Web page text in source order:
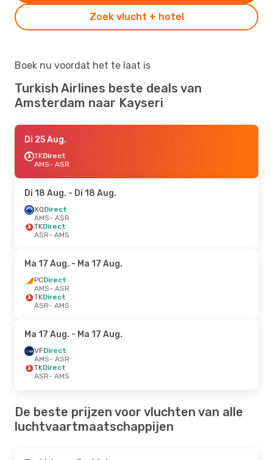
Zoek vlucht + hotel
Boek nu voordat het te laat is
Turkish Airlines beste deals van
Amsterdam naar Kayseri
Di 25 Aug.
TKDirect
AMS- ASR
Di 18 Aug. - Di 18 Aug.
XQDirect
AMS- ASR
TKDirect
ASR- AMS
Ma 17 Aug. - Ma 17 Aug.
PCDirect
AMS- ASR
TKDirect
ASR- AMS
Ma 17 Aug. - Ma 17 Aug.
VFDirect
AMS- ASR
TKDirect
ASR- AMS
De beste prijzen voor vluchten van alle
luchtvaartmaatschappijen